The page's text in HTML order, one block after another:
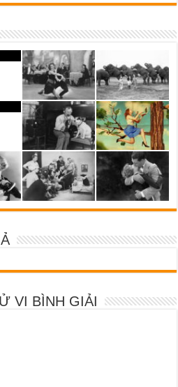
VI BÌNH GIẢI